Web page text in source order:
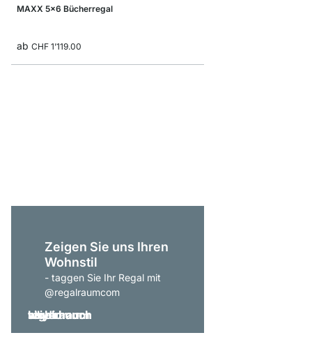
MAXX 5x6 Bücherregal
ab CHF 1’119.00
Zeigen Sie uns Ihren
Wohnstil
- taggen Sie Ihr Regal mit
@regalraumcom